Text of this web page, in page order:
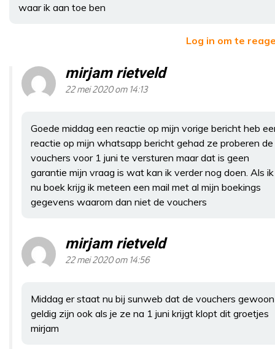
waar ik aan toe ben
Log in om te
mirjam rietveld
22 mei 2020 om 14:13
Goede middag een reactie op mijn vorige bericht heb
reactie op mijn whatsapp bericht gehad ze proberen de
vouchers voor 1 juni te versturen maar dat is geen
garantie mijn vraag is wat kan ik verder nog doen. Als ik
nu boek krijg ik meteen een mail met al mijn boekings
gegevens waarom dan niet de vouchers
mirjam rietveld
22 mei 2020 om 14:56
Middag er staat nu bij sunweb dat de vouchers gewoon
geldig zijn ook als je ze na 1 juni krijgt klopt dit groetjes
mirjam